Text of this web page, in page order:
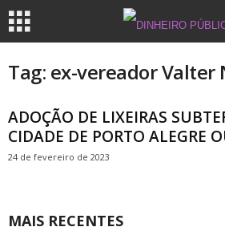
Tag: ex-vereador Valter
ADOÇÃO DE LIXEIRAS
CIDADE DE PORTO ALEGRE
24 de fevereiro de 2023
MAIS RECENTES